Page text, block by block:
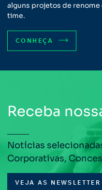
alguns projetos de renome
time.
CONHEÇA
Receba
Notícias
Corporativas,
VEJA AS